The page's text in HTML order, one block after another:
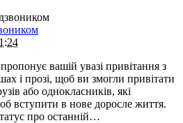
вашій увазі привітання з
і прозі, щоб ви змогли привітати
або однокласників, які
вступити в нове доросле життя.
про останній…